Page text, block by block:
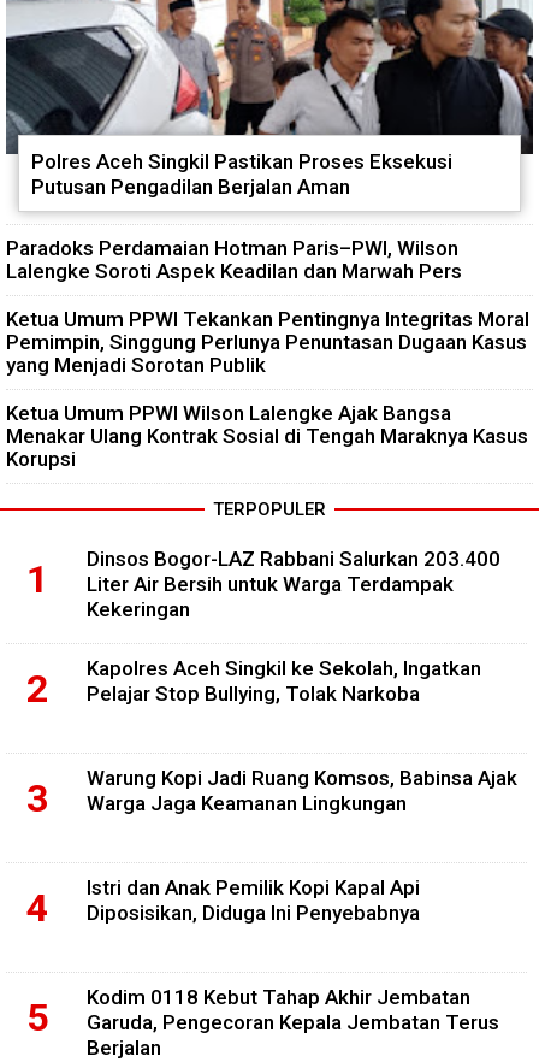
Polres Aceh Singkil Pastikan Proses Eksekusi
Putusan Pengadilan Berjalan Aman
Paradoks Perdamaian Hotman Paris–PWI, Wilson
Lalengke Soroti Aspek Keadilan dan Marwah Pers
Ketua Umum PPWI Tekankan Pentingnya Integritas Moral
Pemimpin, Singgung Perlunya Penuntasan Dugaan Kasus
yang Menjadi Sorotan Publik
Ketua Umum PPWI Wilson Lalengke Ajak Bangsa
Menakar Ulang Kontrak Sosial di Tengah Maraknya Kasus
Korupsi
TERPOPULER
Dinsos Bogor-LAZ Rabbani Salurkan 203.400
Liter Air Bersih untuk Warga Terdampak
Kekeringan
Kapolres Aceh Singkil ke Sekolah, Ingatkan
Pelajar Stop Bullying, Tolak Narkoba
Warung Kopi Jadi Ruang Komsos, Babinsa Ajak
Warga Jaga Keamanan Lingkungan
Istri dan Anak Pemilik Kopi Kapal Api
Diposisikan, Diduga Ini Penyebabnya
Kodim 0118 Kebut Tahap Akhir Jembatan
Garuda, Pengecoran Kepala Jembatan Terus
Berjalan